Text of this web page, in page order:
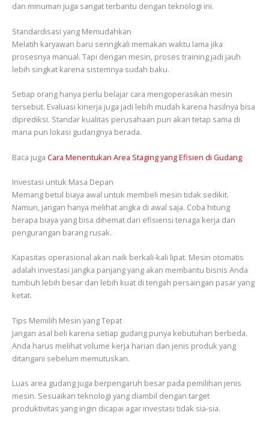
dan minuman juga sangat terbantu dengan teknologi ini.
Standardisasi yang Memudahkan
Melatih karyawan baru seringkali memakan waktu lama jika
prosesnya manual. Tapi dengan mesin, proses training jadi jauh
lebih singkat karena sistemnya sudah baku.
Setiap orang hanya perlu belajar cara mengoperasikan mesin
tersebut. Evaluasi kinerja juga jadi lebih mudah karena hasilnya bisa
diprediksi. Standar kualitas perusahaan pun akan tetap sama di
mana pun lokasi gudangnya berada.
Baca juga Cara Menentukan Area Staging yang Efisien di Gudang
Investasi untuk Masa Depan
Memang betul biaya awal untuk membeli mesin tidak sedikit.
Namun, jangan hanya melihat angka di awal saja. Coba hitung
berapa biaya yang bisa dihemat dari efisiensi tenaga kerja dan
pengurangan barang rusak.
Kapasitas operasional akan naik berkali-kali lipat. Mesin otomatis
adalah investasi jangka panjang yang akan membantu bisnis Anda
tumbuh lebih besar dan lebih kuat di tengah persaingan pasar yang
ketat.
Tips Memilih Mesin yang Tepat
Jangan asal beli karena setiap gudang punya kebutuhan berbeda.
Anda harus melihat volume kerja harian dan jenis produk yang
ditangani sebelum memutuskan.
Luas area gudang juga berpengaruh besar pada pemilihan jenis
mesin. Sesuaikan teknologi yang diambil dengan target
produktivitas yang ingin dicapai agar investasi tidak sia-sia.